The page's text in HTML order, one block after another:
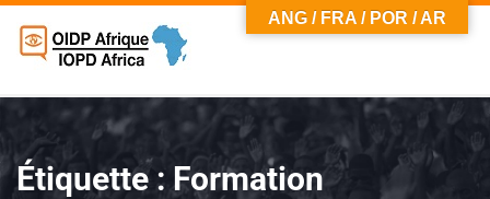
Étiquette :Formation
ANG / FRA / POR / AR